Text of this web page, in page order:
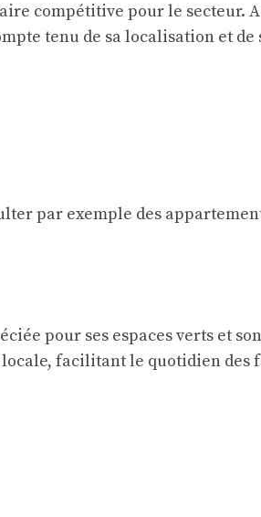
compétitive pour le secteur.
tenu de sa localisation et de
par exemple des
pour ses espaces verts et
facilitant le quotidien des